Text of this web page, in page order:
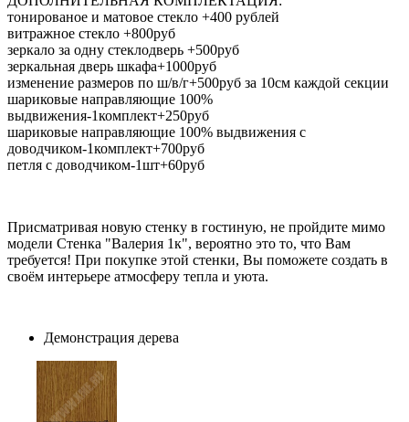
тонированое и матовое стекло +400 рублей
витражное стекло +800руб
зеркало за одну стеклодверь +500руб
зеркальная дверь шкафа+1000руб
изменение размеров по ш/в/г+500руб за 10см каждой секции
шариковые направляющие 100%
выдвижения-1комплект+250руб
шариковые направляющие 100% выдвижения с
доводчиком-1комплект+700руб
петля с доводчиком-1шт+60руб
Присматривая новую стенку в гостиную, не пройдите мимо
модели Стенка "Валерия 1к", вероятно это то, что Вам
требуется! При покупке этой стенки, Вы поможете создать в
своём интерьере атмосферу тепла и уюта.
Демонстрация дерева